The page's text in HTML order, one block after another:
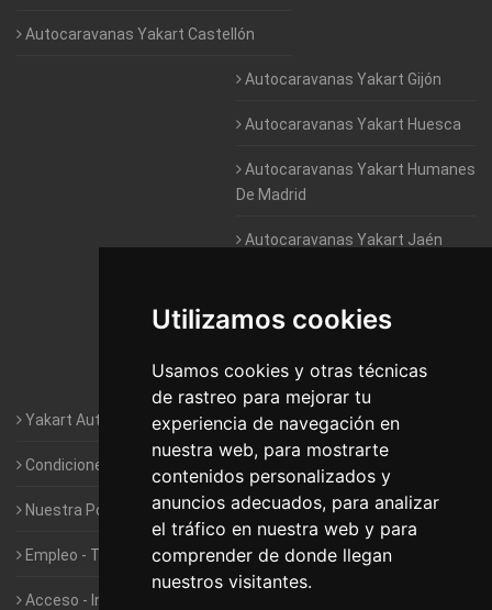
Utilizamos cookies
Usamos cookies y otras técnicas
de rastreo para mejorar tu
experiencia de navegación en
nuestra web, para mostrarte
contenidos personalizados y
anuncios adecuados, para analizar
el tráfico en nuestra web y para
comprender de donde llegan
nuestros visitantes.
Autocaravanas Yakart Castellón
Autocaravanas Yakart Gijón
Autocaravanas Yakart Huesca
Autocaravanas Yakart Humanes
De Madrid
Autocaravanas Yakart Jaén
Autocaravanas Yakart Valencia
Autocaravanas Yakart Vitoria
Yakart Autocaravanas · La empresa
Condiciones de Alquiler de Yakart
Nuestra Política de Privacidad
Empleo - Trabaja con nosotros
Acceso - Intranet de Franquiciados